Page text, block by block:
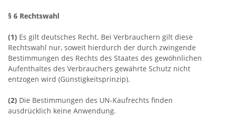
§ 6 Rechtswahl
(1) Es gilt deutsches Recht. Bei Verbrauchern gilt diese
Rechtswahl nur, soweit hierdurch der durch zwingende
Bestimmungen des Rechts des Staates des gewöhnlichen
Aufenthaltes des Verbrauchers gewährte Schutz nicht
entzogen wird (Günstigkeitsprinzip).
(2) Die Bestimmungen des UN-Kaufrechts finden
ausdrücklich keine Anwendung.